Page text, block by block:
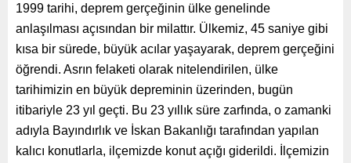
1999 tarihi, deprem gerçeğinin ülke genelinde
anlaşılması açısından bir milattır. Ülkemiz, 45 saniye gibi
kısa bir sürede, büyük acılar yaşayarak, deprem gerçeğini
öğrendi. Asrın felaketi olarak nitelendirilen, ülke
tarihimizin en büyük depreminin üzerinden, bugün
itibariyle 23 yıl geçti. Bu 23 yıllık süre zarfında, o zamanki
adıyla Bayındırlık ve İskan Bakanlığı tarafından yapılan
kalıcı konutlarla, ilçemizde konut açığı giderildi. İlçemizin